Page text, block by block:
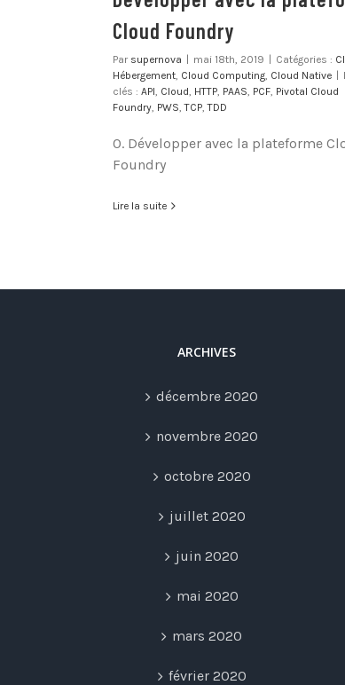
Cloud Foundry
Par supernova mai 18th, 2019 Catégories :
Hébergement, Cloud Computing, Cloud Native
clés : API, Cloud, HTTP, PAAS, PCF, Pivotal Cloud
Foundry, PWS,TCP,TDD
0. Développer avec la plateforme
Foundry
Lire la suite
ARCHIVES
décembre 2020
novembre 2020
octobre 2020
juillet 2020
juin 2020
mai 2020
mars 2020
février 2020